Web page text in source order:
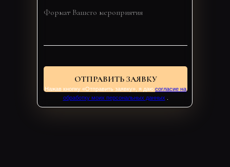
ОТПРАВИТЬ ЗАЯВКУ
Нажав кнопку «Отправить заявку», я даю согласие на
обработку моих персональных данных